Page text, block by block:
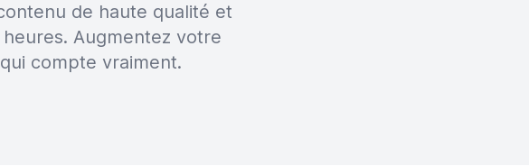
de haute qualité et
Augmentez votre
compte vraiment.